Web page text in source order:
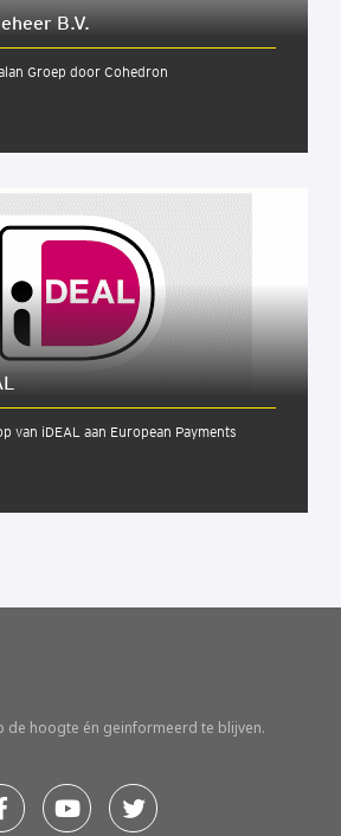
B.V.
Groep door Cohedron
van iDEAL aan European Payments
de hoogte én geinformeerd te blijven.